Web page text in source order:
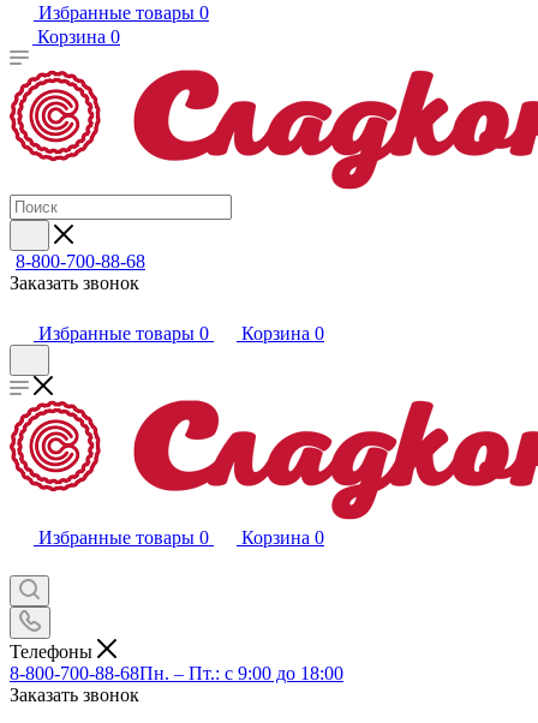
Избранные товары 0
Корзина 0
8-800-700-88-68
Заказать звонок
Избранные товары 0 Корзина 0
Избранные товары 0 Корзина 0
Телефоны
8-800-700-88-68Пн. – Пт.: с 9:00 до 18:00
Заказать звонок